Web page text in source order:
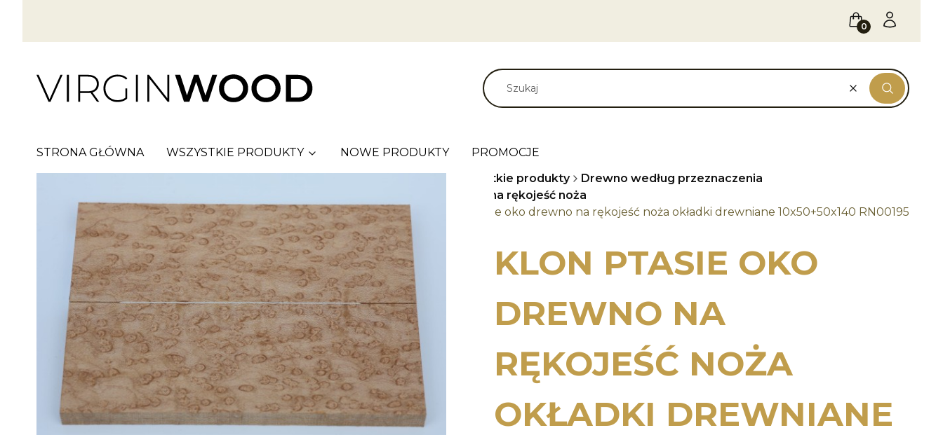
KoszykZaloguj się
WyczyśćSzukaj
STRONA GŁÓWNA WSZYSTKIE PRODUKTY NOWE PRODUKTY
PROMOCJE
Wszystkie produkty
Drewno według przeznaczenia
Drewno na rękojeść noża
Klon ptasie oko drewno na rękojeść noża okładki drewniane 10x50+50x140 RN00195
KLON PTASIE OKO
DREWNO NA
RĘKOJEŚĆ NOŻA
OKŁADKI DREWNIANE